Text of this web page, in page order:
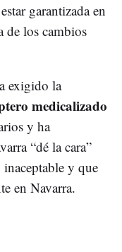
garantizada en
de los cambios
exigido la
medicalizado
y ha
“dé la cara”
y que
en Navarra.